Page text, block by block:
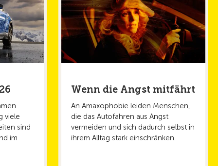
20.07.2026
15./16.8.2026: 81.
Bergrennen Saint-
Ursanne–Les Rangiers
Ursanne–Les Rangiers eine Etappe der
Europameisterschaft und der Schweizer
Bergmeisterschaft. Somit treten die
besten europäischen und Schweizer
Fahrer gegeneinander an.
viele
sind
im
Wenn die Angst mitfährt
An Amaxophobie leiden Menschen,
die das Autofahren aus Angst
vermeiden und sich dadurch selbst in
ihrem Alltag stark einschränken.